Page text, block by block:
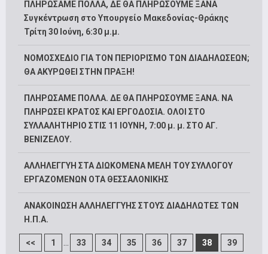
ΠΛΗΡΩΣΑΜΕ ΠΟΛΛΑ, ΔΕ ΘΑ ΠΛΗΡΩΣΟΥΜΕ ΞΑΝΑ
Συγκέντρωση στο Υπουργείο Μακεδονίας-Θράκης
Τρίτη 30 Ιούνη, 6:30 μ.μ.
ΝΟΜΟΣΧΕΔΙΟ ΓΙΑ ΤΟΝ ΠΕΡΙΟΡΙΣΜΟ ΤΩΝ ΔΙΑΔΗΛΩΣΕΩΝ;
ΘΑ ΑΚΥΡΩΘΕΙ ΣΤΗΝ ΠΡΑΞΗ!
ΠΛΗΡΩΣΑΜΕ ΠΟΛΛΑ. ΔΕ ΘΑ ΠΛΗΡΩΣΟΥΜΕ ΞΑΝΑ. ΝΑ
ΠΛΗΡΩΣΕΙ ΚΡΑΤΟΣ ΚΑΙ ΕΡΓΟΔΟΣΙΑ. ΟΛΟΙ ΣΤΟ
ΣΥΛΛΑΛΗΤΗΡΙΟ ΣΤΙΣ 11 ΙΟΥΝΗ, 7:00 μ. μ. ΣΤΟ ΑΓ.
ΒΕΝΙΖΕΛΟΥ.
ΑΛΛΗΛΕΓΓΥΗ ΣΤΑ ΔΙΩΚΟΜΕΝΑ ΜΕΛΗ ΤΟΥ ΣΥΛΛΟΓΟΥ
ΕΡΓΑΖΟΜΕΝΩΝ ΟΤΑ ΘΕΣΣΑΛΟΝΙΚΗΣ
ΑΝΑΚΟΙΝΩΣΗ ΑΛΛΗΛΕΓΓΥΗΣ ΣΤΟΥΣ ΔΙΑΔΗΛΩΤΕΣ ΤΩΝ
Η.Π.Α.
<< 1 ... 33 34 35 36 37 38 39